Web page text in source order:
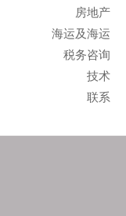
房地产
海运及海运
税务咨询
技术
联系